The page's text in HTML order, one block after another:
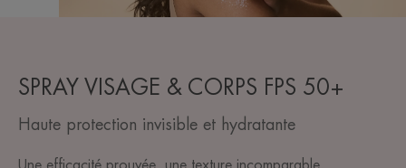
SPRAY VISAGE & CORPS FPS 50+
Haute protection invisible et hydratante